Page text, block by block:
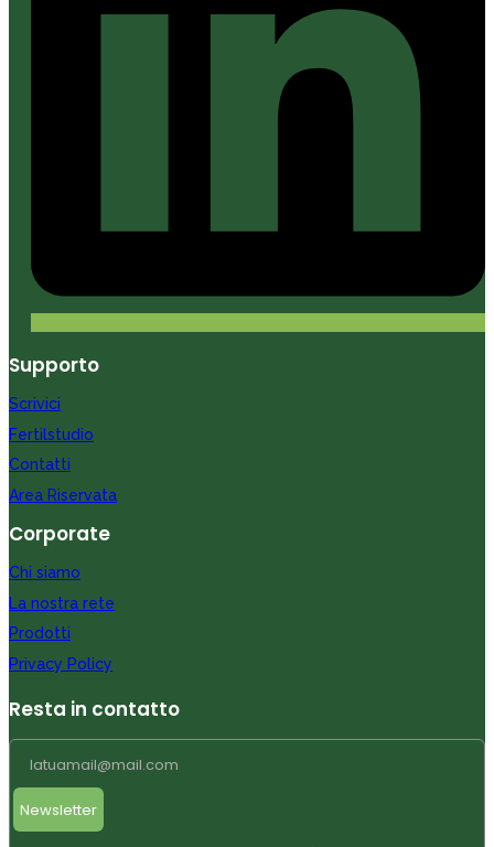
Supporto
Scrivici
Fertilstudio
Contatti
Area Riservata
Corporate
Chi siamo
La nostra rete
Prodotti
Privacy Policy
Resta in contatto
Newsletter